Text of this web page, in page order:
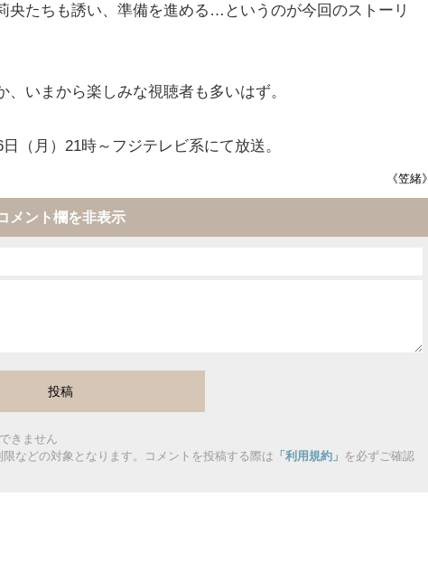
央たちも誘い、準備を進める…というのが今回のストーリ
いまから楽しみな視聴者も多いはず。
（月）21時～フジテレビ系にて放送。
《笠緒》
メント欄を非表示
きません
などの対象となります。コメントを投稿する際は 「利用規約」 を必ずご確認